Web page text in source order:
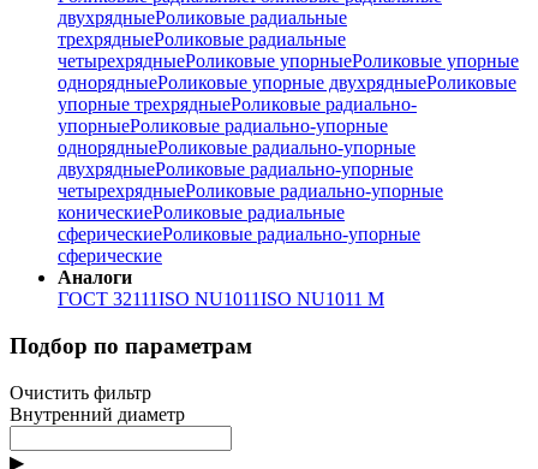
двухрядныеРоликовые радиальные
трехрядныеРоликовые радиальные
четырехрядныеРоликовые упорныеРоликовые упорные
однорядныеРоликовые упорные двухрядныеРоликовые
упорные трехрядныеРоликовые радиально-
упорныеРоликовые радиально-упорные
однорядныеРоликовые радиально-упорные
двухрядныеРоликовые радиально-упорные
четырехрядныеРоликовые радиально-упорные
коническиеРоликовые радиальные
сферическиеРоликовые радиально-упорные
сферические
Аналоги
ГОСТ 32111ISO NU1011ISO NU1011 M
Подбор по параметрам
Очистить фильтр
Внутренний диаметр
▶